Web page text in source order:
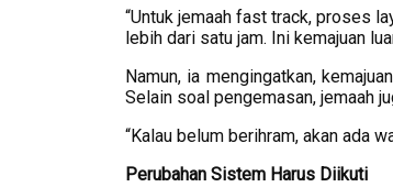
“Untuk jemaah fast track, proses
lebih dari satu jam. Ini kemajuan
Namun, ia mengingatkan,
Selain soal pengemasan, jemaah
“Kalau belum berihram, akan ada
Perubahan Sistem Harus Diikuti